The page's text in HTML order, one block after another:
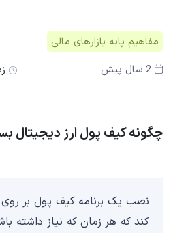
مفاهیم پایه بازار‌های مالی
2 سال پیش
چگونه کیف پول ارز دیجیتال
نصب یک برنامه کیف پول بر
کند که هر زمان که نیاز داشته